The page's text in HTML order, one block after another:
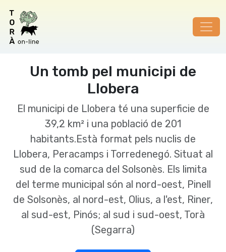
Un tomb pel municipi de
Llobera
El municipi de Llobera té una superficie de
39,2 km² i una població de 201
habitants.Està format pels nuclis de
Llobera, Peracamps i Torredenegó. Situat al
sud de la comarca del Solsonès. Els limita
del terme municipal són al nord-oest, Pinell
de Solsonès, al nord-est, Olius, a l'est, Riner,
al sud-est, Pinós; al sud i sud-oest, Torà
(Segarra)